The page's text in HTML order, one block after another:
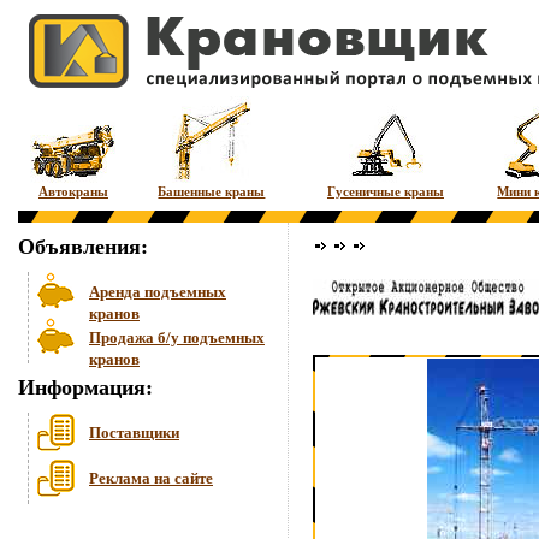
Автокраны Башенные краны Гусеничные краны Мини
Объявления:
Аренда подъемных
кранов
Продажа б/у подъемных
кранов
Информация:
Поставщики
Реклама на сайте